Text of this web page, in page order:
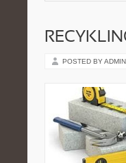
POSTED BY ADMIN